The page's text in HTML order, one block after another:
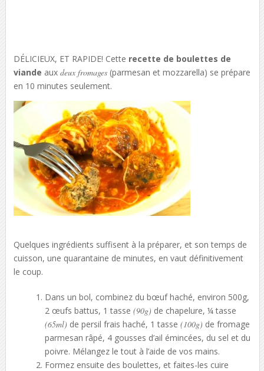
DÉLICIEUX, ET RAPIDE! Cette recette de boulettes de
viande aux deux fromages(parmesan et mozzarella) se prépare
en 10 minutes seulement.
Quelques ingrédients suffisent à la préparer, et son temps de
cuisson, une quarantaine de minutes, en vaut définitivement
le coup.
Dans un bol, combinez du bœuf haché, environ 500g,
2 œufs battus, 1 tasse (90g) de chapelure, ¼ tasse
(65ml) de persil frais haché, 1 tasse(100g) de fromage
parmesan râpé, 4 gousses d’ail émincées, du sel et du
poivre. Mélangez le tout à l’aide de vos mains.
Formez ensuite des boulettes, et faites-les cuire